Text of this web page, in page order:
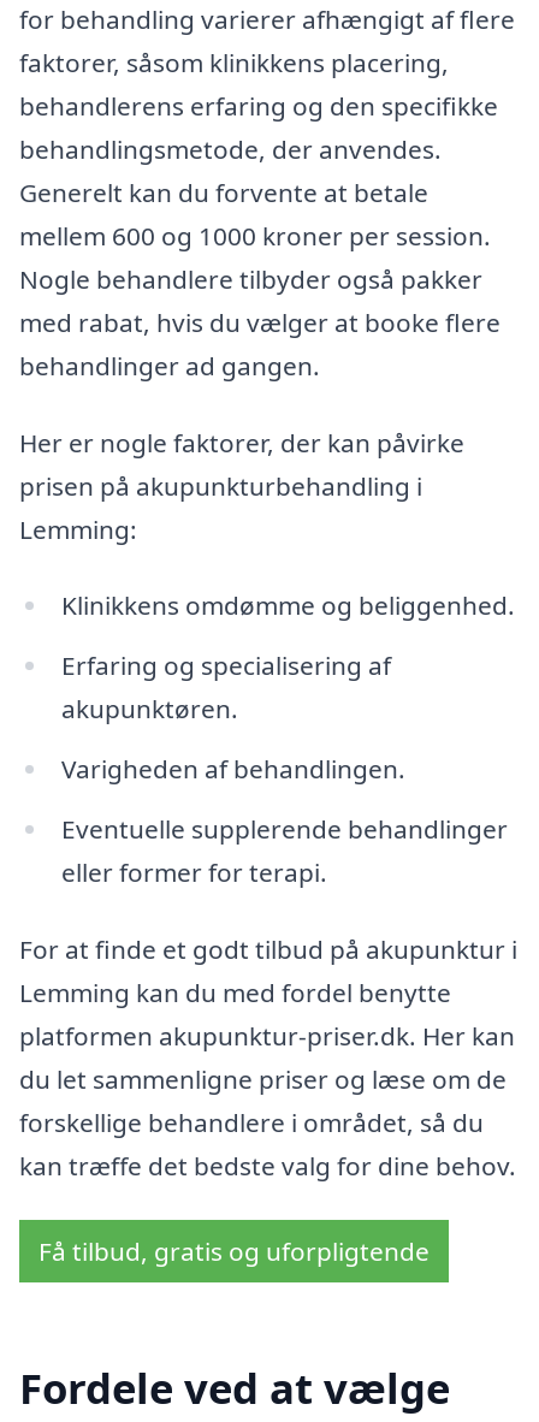
for behandling varierer afhængigt af flere
faktorer, såsom klinikkens placering,
behandlerens erfaring og den specifikke
behandlingsmetode, der anvendes.
Generelt kan du forvente at betale
mellem 600 og 1000 kroner per session.
Nogle behandlere tilbyder også pakker
med rabat, hvis du vælger at booke flere
behandlinger ad gangen.
Her er nogle faktorer, der kan påvirke
prisen på akupunkturbehandling i
Lemming:
Klinikkens omdømme og beliggenhed.
Erfaring og specialisering af
akupunktøren.
Varigheden af behandlingen.
Eventuelle supplerende behandlinger
eller former for terapi.
For at finde et godt tilbud på akupunktur i
Lemming kan du med fordel benytte
platformen akupunktur-priser.dk. Her kan
du let sammenligne priser og læse om de
forskellige behandlere i området, så du
kan træffe det bedste valg for dine behov.
Få tilbud, gratis og uforpligtende
Fordele ved at vælge